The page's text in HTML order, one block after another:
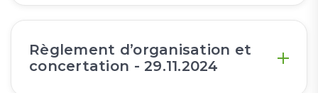
Règlement d’organisation et
concertation - 29.11.2024